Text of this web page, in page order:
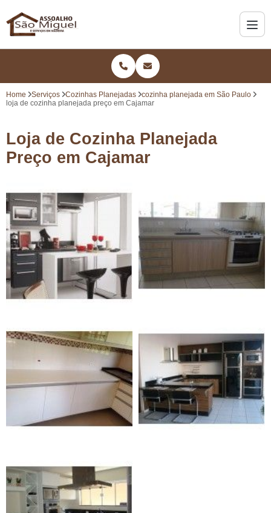
Home Serviços Cozinhas Planejadas
cozinha planejada em São Paulo
loja de cozinha planejada preço em Cajamar
Loja de Cozinha Planejada
Preço em Cajamar